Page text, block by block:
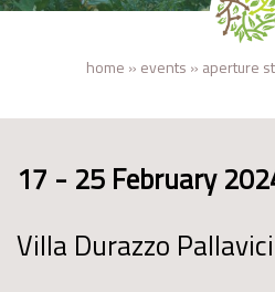
home » events » aperture
17 - 25 February
Villa Durazzo